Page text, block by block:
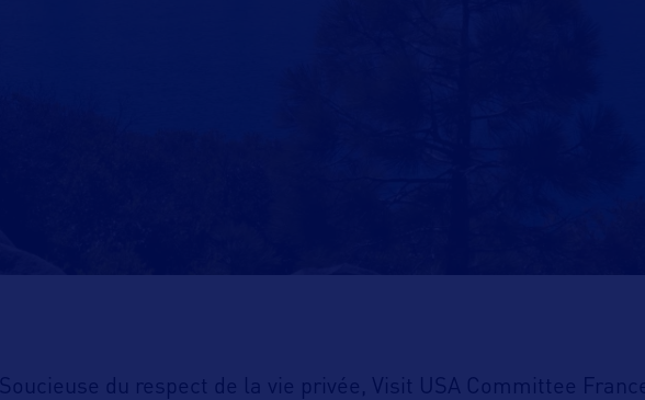
Soucieuse du respect de la vie privée, Visit USA Committee